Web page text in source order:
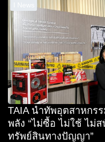
I News
TAIA นำทัพอุตสาหกร
พลัง “ไม่ซื้อ ไม่ใช้ ไม่
ทรัพย์สินทางปัญญา”